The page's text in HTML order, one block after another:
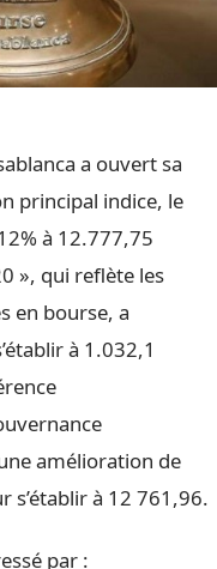
a ouvert sa
principal indice, le
à 12.777,75
», qui reflète les
en bourse, a
à 1.032,1
amélioration de
s’établir à 12 761,96.
par :